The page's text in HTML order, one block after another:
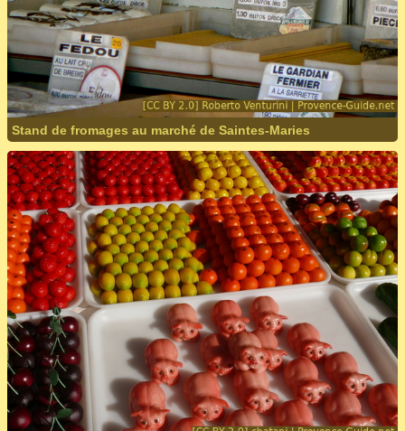
Stand de fromages au marché de Saintes-Maries